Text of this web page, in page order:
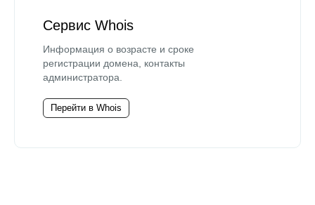
Сервис Whois
Информация о возрасте и сроке
регистрации домена, контакты
администратора.
Перейти в Whois